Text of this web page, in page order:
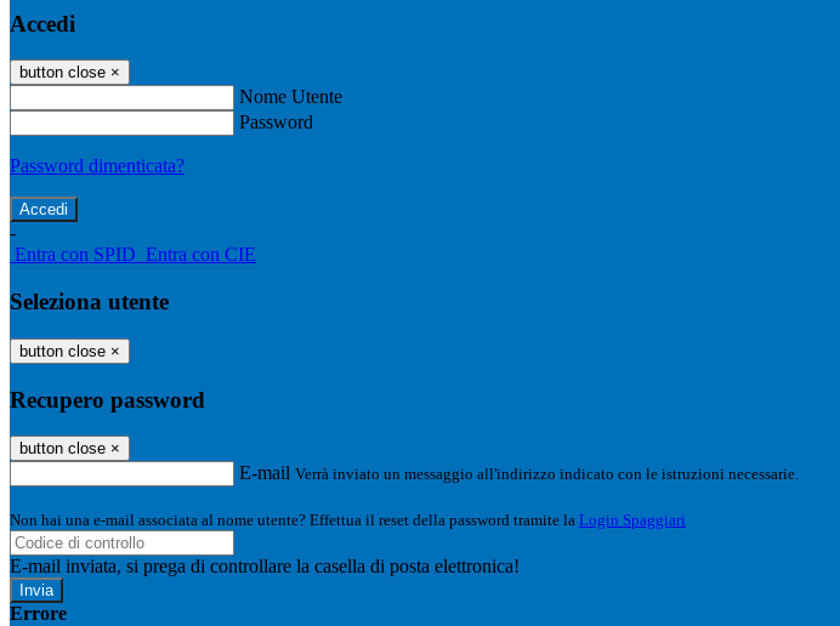
Accedi
button close ×
Nome Utente
Password
Password dimenticata?
-
Entra con SPID Entra con CIE
Seleziona utente
button close ×
Recupero password
button close ×
E-mail Verrà inviato un messaggio all'indirizzo indicato con le istruzioni necessarie.
Non hai una e-mail associata al nome utente? Effettua il reset della password tramite la Login Spaggiari
E-mail inviata, si prega di controllare la casella di posta elettronica!
Errore